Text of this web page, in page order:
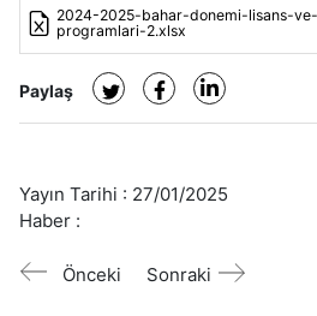
2024-2025-bahar-donemi-lisans-
programlari-2.xlsx
Paylaş
Yayın Tarihi : 27/01/2025
Haber :
Önceki Sonraki